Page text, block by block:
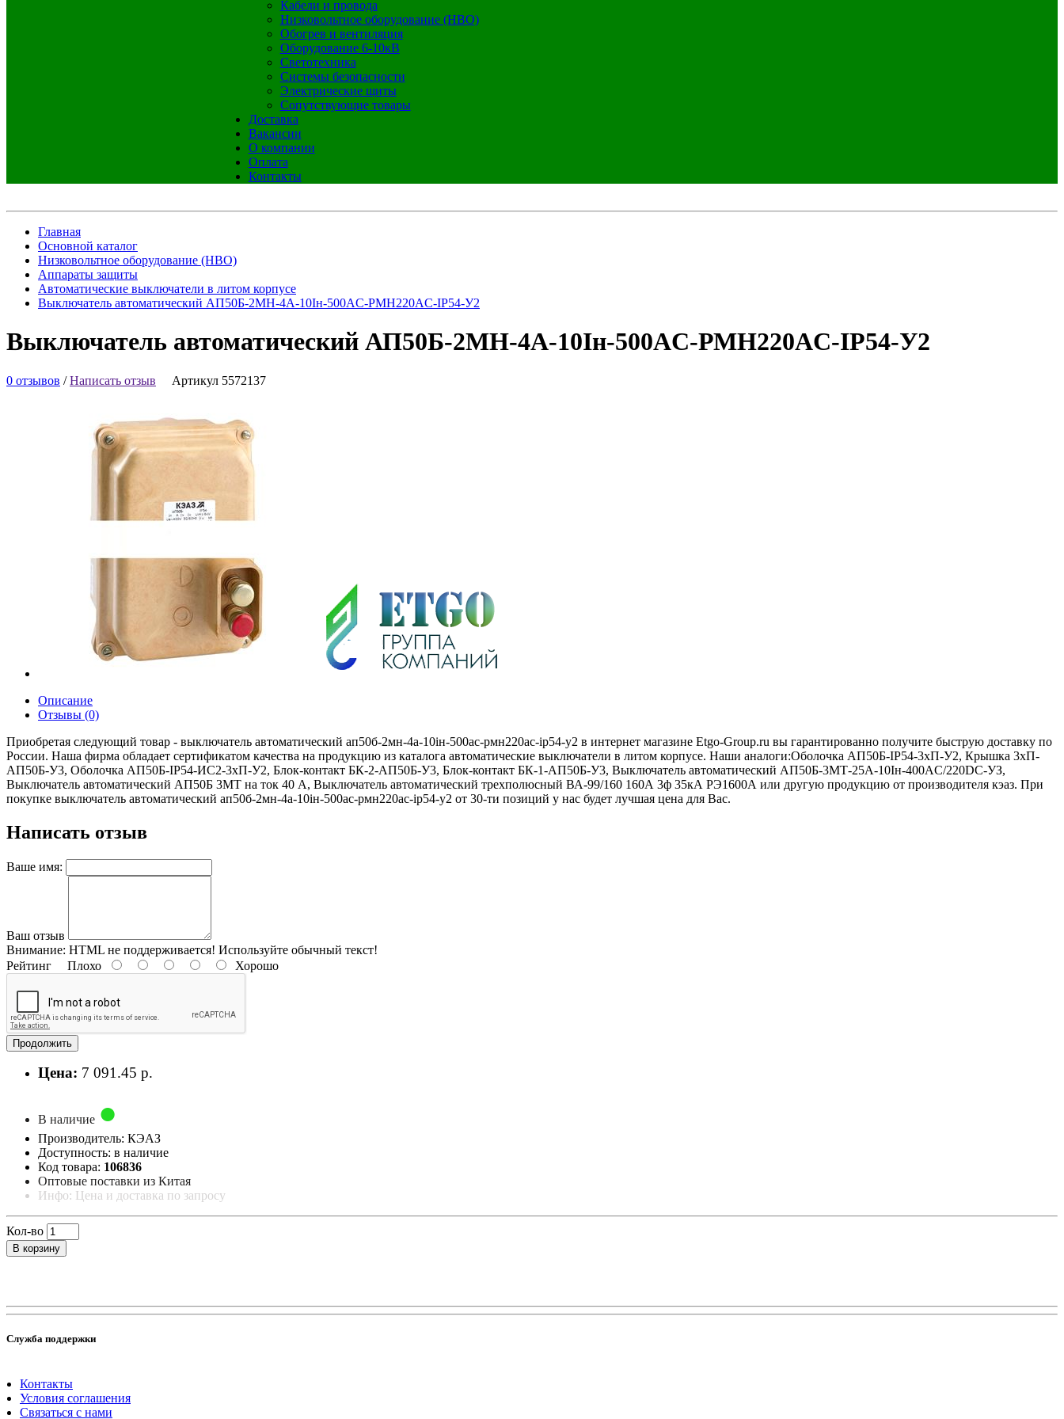
Кабели и провода
Низковольтное оборудование (НВО)
Обогрев и вентиляция
Оборудование 6-10кВ
Светотехника
Системы безопасности
Электрические щиты
Сопутствующие товары
Доставка
Вакансии
О компании
Оплата
Контакты
Главная
Основной каталог
Низковольтное оборудование (НВО)
Аппараты защиты
Автоматические выключатели в литом корпусе
Выключатель автоматический АП50Б-2МН-4А-10Iн-500AC-РМН220AC-IP54-У2
Выключатель автоматический АП50Б-2МН-4А-10Iн-500AC-РМН220AC-IP54-У2
0 отзывов /Написать отзыв Артикул 5572137
Описание
Отзывы (0)
Приобретая следующий товар - выключатель автоматический ап50б-2мн-4а-10iн-500ac-рмн220ac-ip54-у2 в интернет магазине Etgo-Group.ru вы гарантированно получите быструю доставку по
России. Наша фирма обладает сертификатом качества на продукцию из каталога автоматические выключатели в литом корпусе. Наши аналоги:Оболочка АП50Б-IP54-3хП-У2, Крышка 3хП-
АП50Б-У3, Оболочка АП50Б-IP54-ИС2-3хП-У2, Блок-контакт БК-2-АП50Б-У3, Блок-контакт БК-1-АП50Б-У3, Выключатель автоматический АП50Б-3МТ-25А-10Iн-400AС/220DC-УЗ,
Выключатель автоматический АП50Б 3МТ на ток 40 A, Выключатель автоматический трехполюсный ВА-99/160 160А 3ф 35кА РЭ1600А или другую продукцию от производителя кэаз. При
покупке выключатель автоматический ап50б-2мн-4а-10iн-500ac-рмн220ac-ip54-у2 от 30-ти позиций у нас будет лучшая цена для Вас.
Написать отзыв
Ваше имя:
Ваш отзыв
Внимание: HTML не поддерживается! Используйте обычный текст!
Рейтинг Плохо Хорошо
Продолжить
Цена: 7 091.45 р.
В наличие
Производитель: КЭАЗ
Доступность: в наличие
Код товара: 106836
Оптовые поставки из Китая
Инфо: Цена и доставка по запросу
Кол-во
В корзину
Служба поддержки
Контакты
Условия соглашения
Связаться с нами